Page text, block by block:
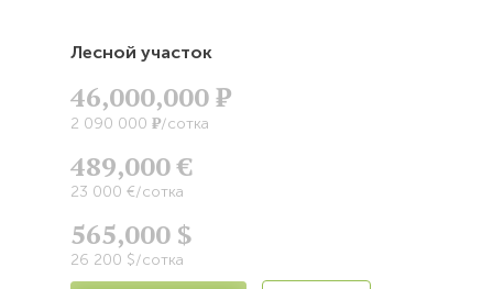
Лесной участок
46,000,000Р
2 090 000 Р/сотка
489,000 €
23 000 €/сотка
565,000 $
26 200 $/сотка